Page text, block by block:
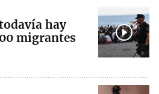
hay
migrantes